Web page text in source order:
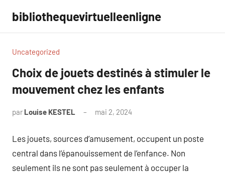
contenu
bibliothequevirtuelleenligne
Uncategorized
Choix de jouets destinés à stimuler le
mouvement chez les enfants
par Louise KESTEL mai 2, 2024
Les jouets, sources d’amusement, occupent un poste
central dans l’épanouissement de l’enfance. Non
seulement ils ne sont pas seulement à occuper la